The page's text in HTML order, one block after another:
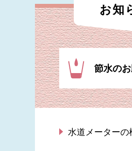
お知
節水の
水道メーター